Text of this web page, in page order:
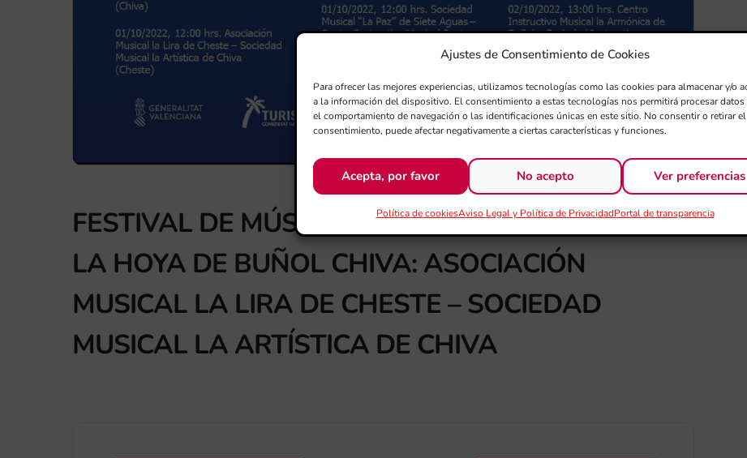
Ajustes de Consentimiento de Cookies
Para ofrecer las mejores experiencias, utilizamos tecnologías como las cookies para almacenar y/o
a la información del dispositivo. El consentimiento a estas tecnologías nos permitirá procesar datos
el comportamiento de navegación o las identificaciones únicas en este sitio. No consentir o retirar el
consentimiento, puede afectar negativamente a ciertas características y funciones.
Acepta, por favor No acepto Ver preferencias
Política de cookiesAviso Legal y Política de PrivacidadPortal de transparencia
FESTIVAL DE MÚSICA DE LA MANCOMUNIDAD DE
LA HOYA DE BUÑOL CHIVA: ASOCIACIÓN
MUSICAL LA LIRA DE CHESTE – SOCIEDAD
MUSICAL LA ARTÍSTICA DE CHIVA